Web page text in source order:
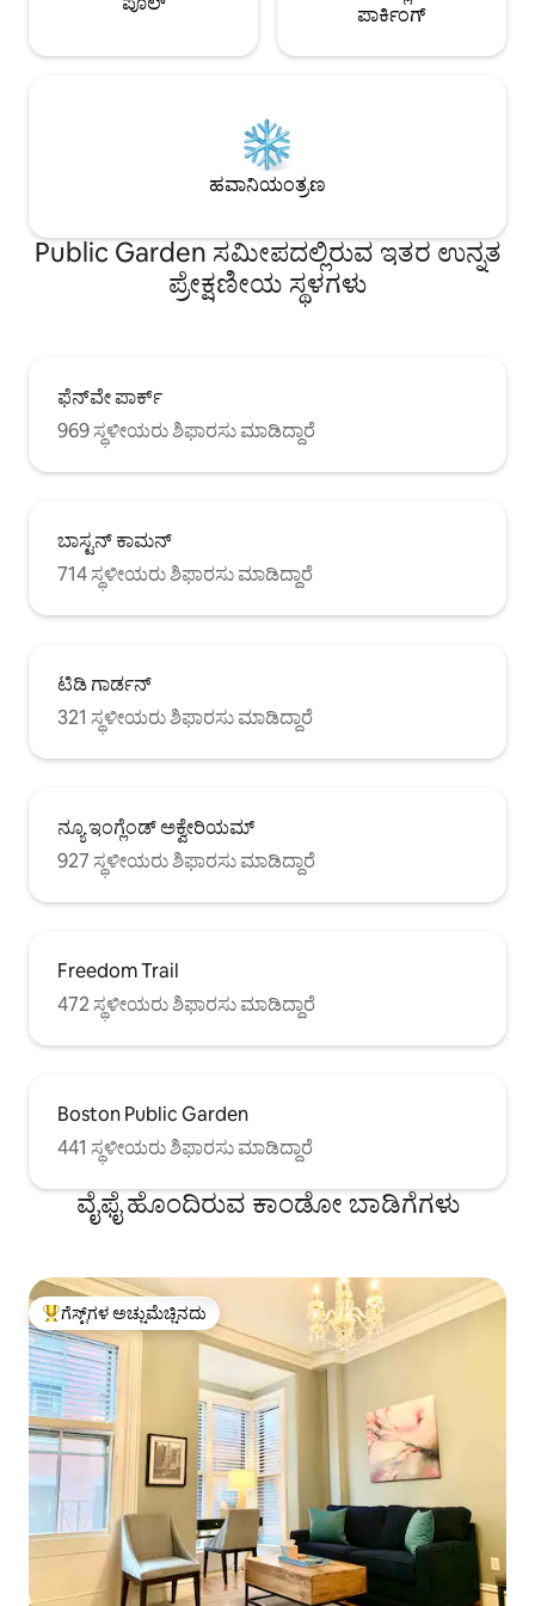
ಪಾರ್ಕಿಂಗ್
ಹವಾನಿಯಂತ್ರಣ
Public Garden ಸಮೀಪದಲ್ಲಿರುವ ಇತರ ಉನ್ನತ
ಪ್ರೇಕ್ಷಣೀಯ ಸ್ಥಳಗಳು
ಫೆನ್‌ವೇ ಪಾರ್ಕ್
969 ಸ್ಥಳೀಯರು ಶಿಫಾರಸು ಮಾಡಿದ್ದಾರೆ
ಬಾಸ್ಟನ್ ಕಾಮನ್
714 ಸ್ಥಳೀಯರು ಶಿಫಾರಸು ಮಾಡಿದ್ದಾರೆ
ಟಿಡಿ ಗಾರ್ಡನ್
321 ಸ್ಥಳೀಯರು ಶಿಫಾರಸು ಮಾಡಿದ್ದಾರೆ
ನ್ಯೂ ಇಂಗ್ಲೆಂಡ್ ಅಕ್ವೇರಿಯಮ್
927 ಸ್ಥಳೀಯರು ಶಿಫಾರಸು ಮಾಡಿದ್ದಾರೆ
Freedom Trail
472 ಸ್ಥಳೀಯರು ಶಿಫಾರಸು ಮಾಡಿದ್ದಾರೆ
Boston Public Garden
441 ಸ್ಥಳೀಯರು ಶಿಫಾರಸು ಮಾಡಿದ್ದಾರೆ
ವೈಫೈ ಹೊಂದಿರುವ ಕಾಂಡೋ ಬಾಡಿಗೆಗಳು
ಗೆಸ್ಟ್‌ಗಳಿಗೆ ಅತಿ ಹೆಚ್ಚು ಅಚ್ಚುಮೆಚ್ಚಿನದು
ಗೆಸ್ಟ್‌ಗಳ ಅಚ್ಚುಮೆಚ್ಚಿನದು